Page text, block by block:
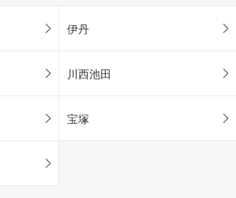
伊丹
川西池田
宝塚